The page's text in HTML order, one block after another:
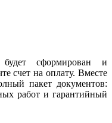
сформирован и
счет на оплату. Вместе
пакет документов:
работ и гарантийный